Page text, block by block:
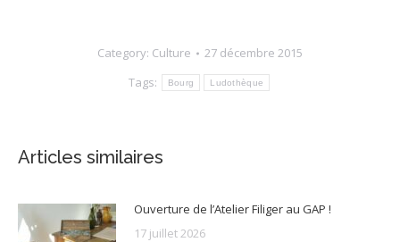
Category: Culture
27 décembre 2015
Tags:
Bourg Ludothèque
Articles similaires
Ouverture de l’Atelier Filiger au GAP !
17 juillet 2026